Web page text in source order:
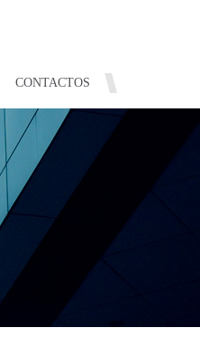
CONTACTOS